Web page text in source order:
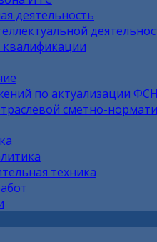
деятельность
по актуализации
сметно-
техника